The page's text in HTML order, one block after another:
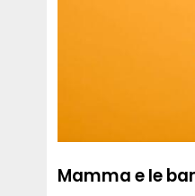
Mamma e le